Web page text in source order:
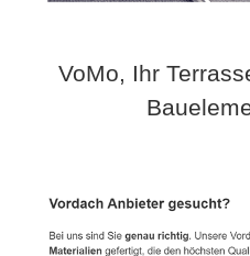
VoMo, Ihr